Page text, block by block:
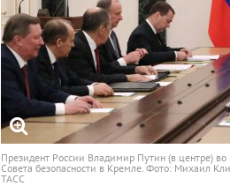
Президент России Владимир Путин (в центре)
Совета безопасности в Кремле. Фото: Михаил
ТАСС